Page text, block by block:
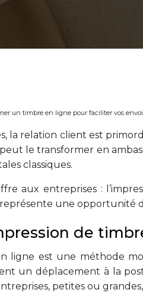
un timbre en ligne pour faciliter vos
la relation client est
le transformer en
classiques.
aux entreprises :
une opportunité
de
ligne est une méthode
un déplacement à la
petites ou